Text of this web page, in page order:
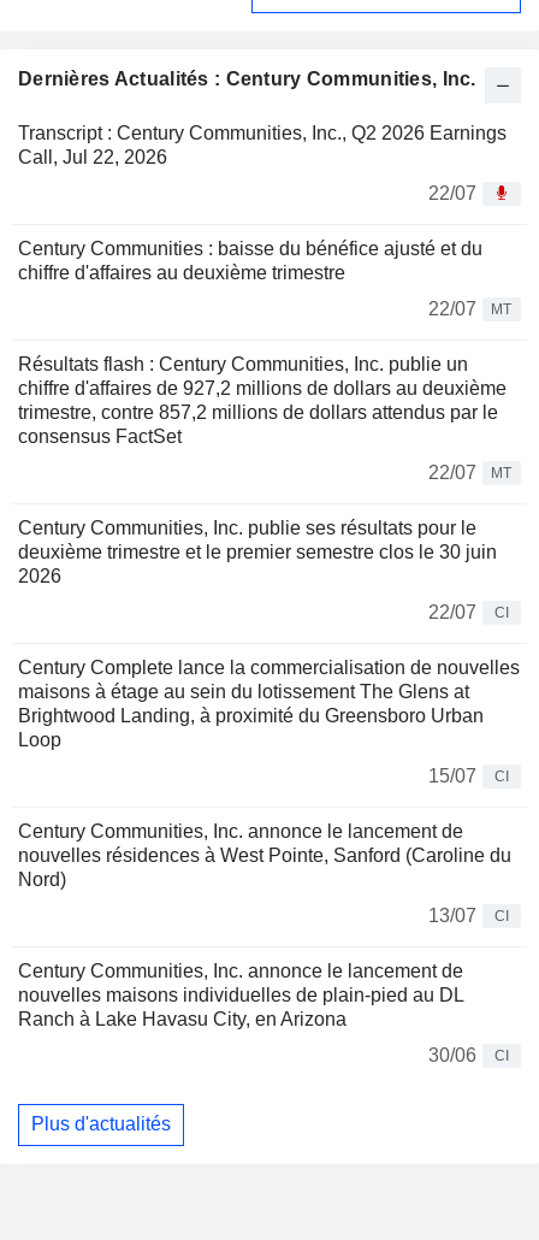
Dernières Actualités : Century Communities, Inc.
Transcript : Century Communities, Inc., Q2 2026 Earnings
Call, Jul 22, 2026
22/07
Century Communities : baisse du bénéfice ajusté et du
chiffre d'affaires au deuxième trimestre
22/07
MT
Résultats flash : Century Communities, Inc. publie un
chiffre d'affaires de 927,2 millions de dollars au deuxième
trimestre, contre 857,2 millions de dollars attendus par le
consensus FactSet
22/07
MT
Century Communities, Inc. publie ses résultats pour le
deuxième trimestre et le premier semestre clos le 30 juin
2026
22/07
CI
Century Complete lance la commercialisation de nouvelles
maisons à étage au sein du lotissement The Glens at
Brightwood Landing, à proximité du Greensboro Urban
Loop
15/07
CI
Century Communities, Inc. annonce le lancement de
nouvelles résidences à West Pointe, Sanford (Caroline du
Nord)
13/07
CI
Century Communities, Inc. annonce le lancement de
nouvelles maisons individuelles de plain-pied au DL
Ranch à Lake Havasu City, en Arizona
30/06
CI
Plus d'actualités